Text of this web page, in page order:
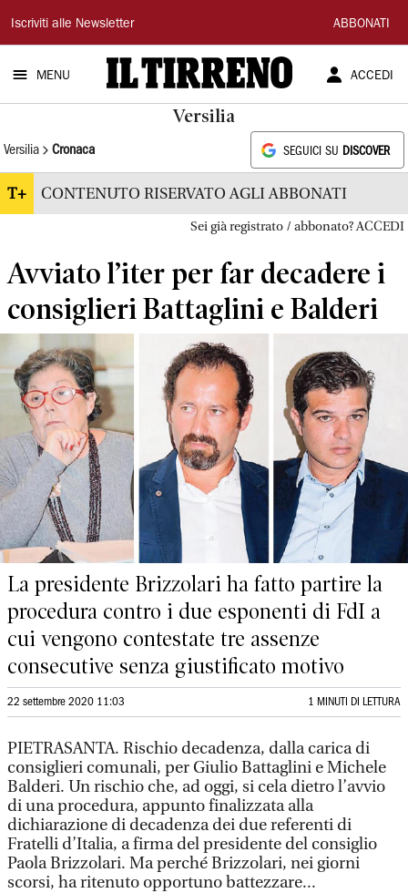
Il
Tirreno
Iscriviti alle Newsletter ABBONATI
MENU ACCEDI
Versilia
Versilia Cronaca SEGUICI SU DISCOVER
T+ CONTENUTO RISERVATO AGLI ABBONATI
Sei già registrato / abbonato? ACCEDI
Avviato l’iter per far decadere i
consiglieri Battaglini e Balderi
La presidente Brizzolari ha fatto partire la
procedura contro i due esponenti di FdI a
cui vengono contestate tre assenze
consecutive senza giustificato motivo
22 settembre 2020 11:03 1 MINUTI DI LETTURA
PIETRASANTA. Rischio decadenza, dalla carica di
consiglieri comunali, per Giulio Battaglini e Michele
Balderi. Un rischio che, ad oggi, si cela dietro l’avvio
di una procedura, appunto finalizzata alla
dichiarazione di decadenza dei due referenti di
Fratelli d’Italia, a firma del presidente del consiglio
Paola Brizzolari. Ma perché Brizzolari, nei giorni
scorsi, ha ritenuto opportuno battezzare...